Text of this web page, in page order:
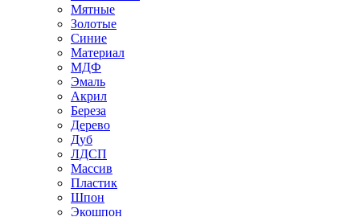
Мятные
Золотые
Синие
Материал
МДФ
Эмаль
Акрил
Береза
Дерево
Дуб
ЛДСП
Массив
Пластик
Шпон
Экошпон